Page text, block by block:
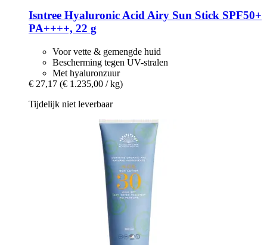
Isntree Hyaluronic Acid Airy Sun Stick SPF50+
PA++++, 22 g
Voor vette & gemengde huid
Bescherming tegen UV-stralen
Met hyaluronzuur
€ 27,17 (€ 1.235,00 / kg)
Tijdelijk niet leverbaar